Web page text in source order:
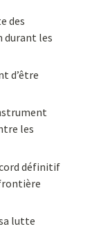
des
durant les
d’être
les
définitif
lutte